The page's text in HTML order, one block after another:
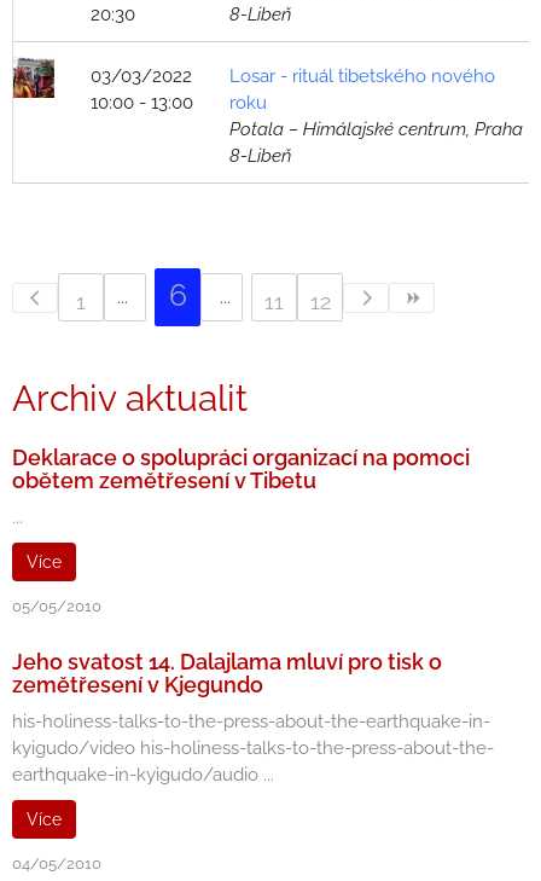
20:30
8-Libeň
03/03/2022
10:00 - 13:00
Losar - rituál tibetského nového
roku
Potala – Himálajské centrum, Praha
8-Libeň
1 6 11 12
Archiv aktualit
Deklarace o spolupráci organizací na pomoci
obětem zemětřesení v Tibetu
...
Více
05/05/2010
Jeho svatost 14. Dalajlama mluví pro tisk o
zemětřesení v Kjegundo
his-holiness-talks-to-the-press-about-the-earthquake-in-
kyigudo/video his-holiness-talks-to-the-press-about-the-
earthquake-in-kyigudo/audio ...
Více
04/05/2010